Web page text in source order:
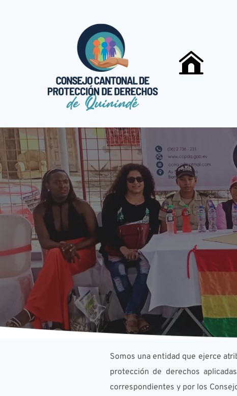
Somos una entidad que ejerce
protección de derechos
correspondientes y por los